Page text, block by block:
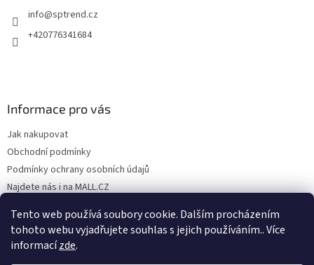
Tento web používá soubory cookie. Dalším procházením
tohoto webu vyjadřujete souhlas s jejich používáním.. Více
informacízde.
info@sptrend.cz
+420776341684
Informace pro vás
Jak nakupovat
Obchodní podmínky
Podmínky ochrany osobních údajů
Najdete nás i na MALL.CZ
Formulář pro uplatnění reklamace